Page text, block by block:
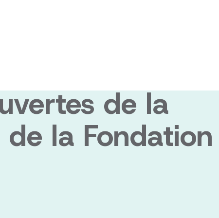
qui font
au
de la
la Fondation